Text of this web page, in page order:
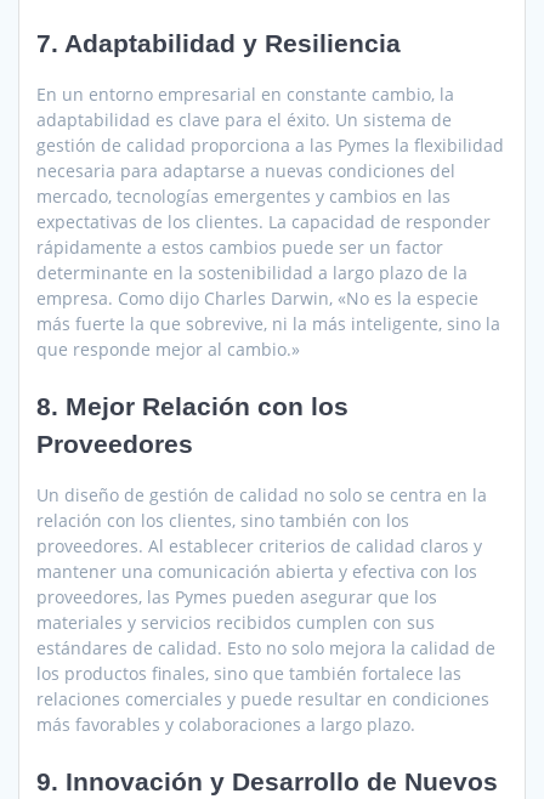
7. Adaptabilidad y Resiliencia
En un entorno empresarial en constante cambio, la
adaptabilidad es clave para el éxito. Un sistema de
gestión de calidad proporciona a las Pymes la flexibilidad
necesaria para adaptarse a nuevas condiciones del
mercado, tecnologías emergentes y cambios en las
expectativas de los clientes. La capacidad de responder
rápidamente a estos cambios puede ser un factor
determinante en la sostenibilidad a largo plazo de la
empresa. Como dijo Charles Darwin, «No es la especie
más fuerte la que sobrevive, ni la más inteligente, sino la
que responde mejor al cambio.»
8. Mejor Relación con los
Proveedores
Un diseño de gestión de calidad no solo se centra en la
relación con los clientes, sino también con los
proveedores. Al establecer criterios de calidad claros y
mantener una comunicación abierta y efectiva con los
proveedores, las Pymes pueden asegurar que los
materiales y servicios recibidos cumplen con sus
estándares de calidad. Esto no solo mejora la calidad de
los productos finales, sino que también fortalece las
relaciones comerciales y puede resultar en condiciones
más favorables y colaboraciones a largo plazo.
9. Innovación y Desarrollo de Nuevos